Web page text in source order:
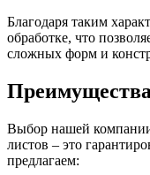
Благодаря таким
обработке, что
сложных форм и
Выбор нашей
листов – это
предлагаем: